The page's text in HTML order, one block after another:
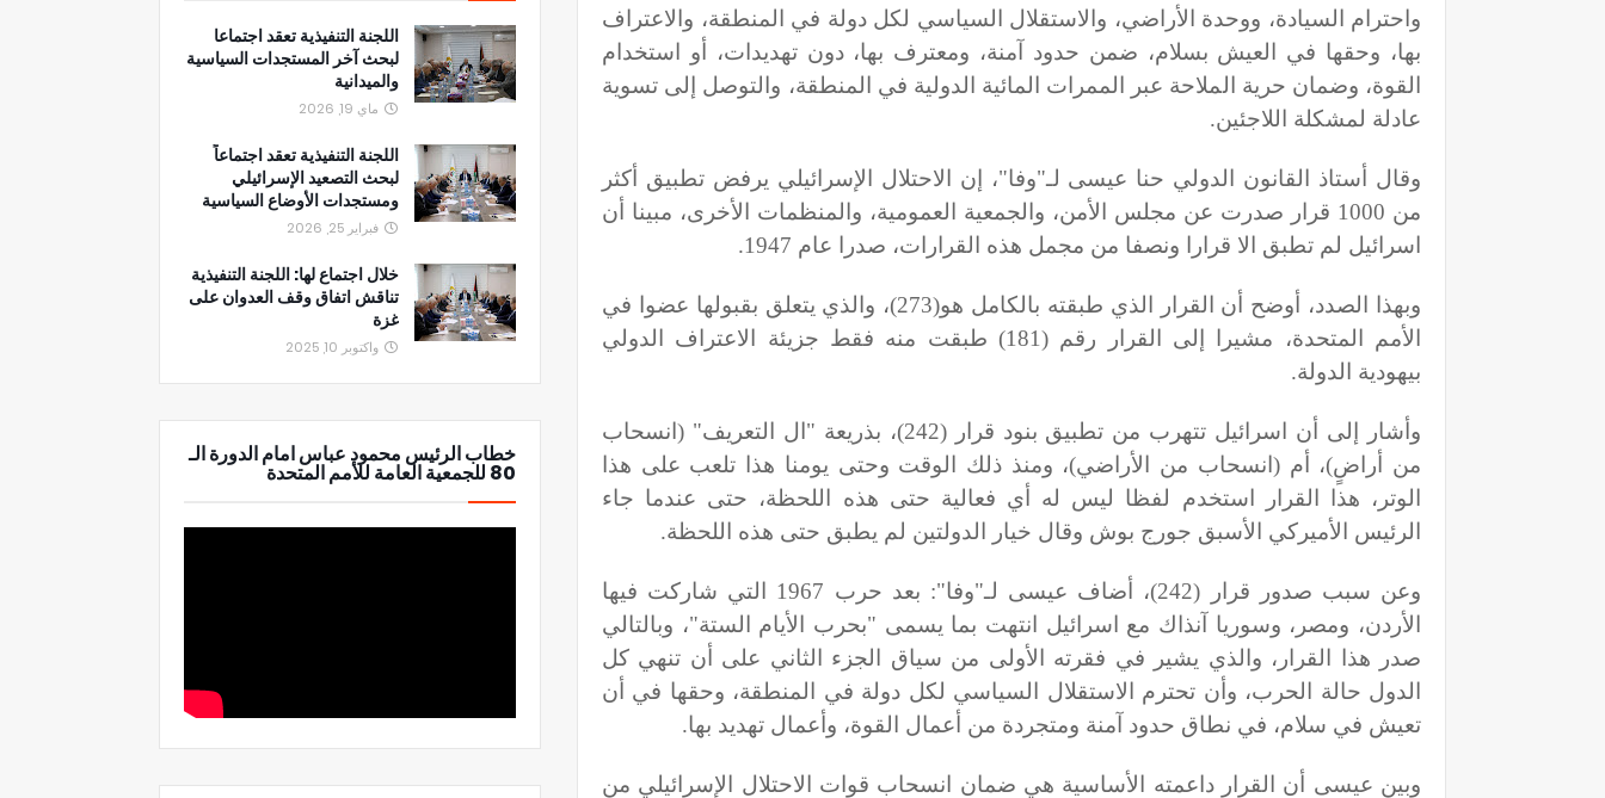
واحترام السيادة، ووحدة الأراضي، والاستقلال السياسي لكل دولة في المنطقة، والاعتراف
بها، وحقها في العيش بسلام، ضمن حدود آمنة، ومعترف بها، دون تهديدات، أو استخدام
القوة، وضمان حرية الملاحة عبر الممرات المائية الدولية في المنطقة، والتوصل إلى تسوية
عادلة لمشكلة اللاجئين.
وقال أستاذ القانون الدولي حنا عيسى لـ"وفا"، إن الاحتلال الإسرائيلي يرفض تطبيق أكثر
من 1000 قرار صدرت عن مجلس الأمن، والجمعية العمومية، والمنظمات الأخرى، مبينا أن
اسرائيل لم تطبق الا قرارا ونصفا من مجمل هذه القرارات، صدرا عام 1947
.
وبهذا الصدد، أوضح أن القرار الذي طبقته بالكامل هو(273)، والذي يتعلق بقبولها عضوا في
الأمم المتحدة، مشيرا إلى القرار رقم (181) طبقت منه فقط جزيئة الاعتراف الدولي
بيهودية الدولة.
وأشار إلى أن اسرائيل تتهرب من تطبيق بنود قرار (242)، بذريعة "ال التعريف" (انسحاب
من أراضٍ)، أم (انسحاب من الأراضي)، ومنذ ذلك الوقت وحتى يومنا هذا تلعب على هذا
الوتر، هذا القرار استخدم لفظا ليس له أي فعالية حتى هذه اللحظة، حتى عندما جاء
الرئيس الأميركي الأسبق جورج بوش وقال خيار الدولتين لم يطبق حتى هذه اللحظة.
وعن سبب صدور قرار (242)، أضاف عيسى لـ"وفا": بعد حرب 1967 التي شاركت فيها
الأردن، ومصر، وسوريا آنذاك مع اسرائيل انتهت بما يسمى "بحرب الأيام الستة"، وبالتالي
صدر هذا القرار، والذي يشير في فقرته الأولى من سياق الجزء الثاني على أن تنهي كل
الدول حالة الحرب، وأن تحترم الاستقلال السياسي لكل دولة في المنطقة، وحقها في أن
تعيش في سلام، في نطاق حدود آمنة ومتجردة من أعمال القوة، وأعمال تهديد بها.
وبين عيسى أن القرار داعمته الأساسية هي ضمان انسحاب قوات الاحتلال الإسرائيلي من
اللجنة التنفيذية تعقد اجتماعا
لبحث آخر المستجدات السياسية
والميدانية
ماي 19, 2026
اللجنة التنفيذية تعقد اجتماعاً
لبحث التصعيد الإسرائيلي
ومستجدات الأوضاع السياسية
فبراير 25, 2026
خلال اجتماع لها: اللجنة التنفيذية
تناقش اتفاق وقف العدوان على
غزة
واكتوبر 10, 2025
خطاب الرئيس محمود عباس امام الدورة الـ
80 للجمعية العامة للأمم المتحدة